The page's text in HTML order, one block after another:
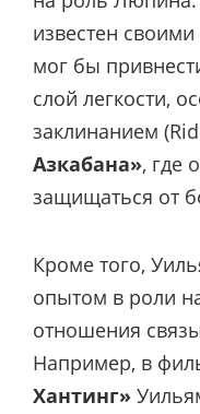
известен
мог бы
слой легкости,
заклинанием
Азкабана», где
защищаться от
Кроме того,
опытом в роли
отношения
Например, в
Хантинг»